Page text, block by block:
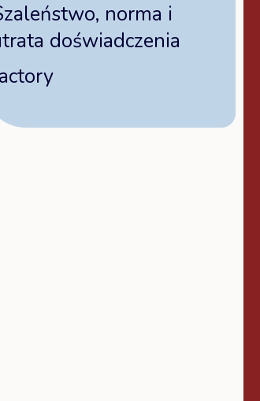
norma i
doświadczenia